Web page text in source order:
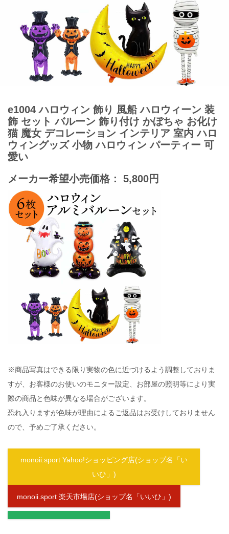
e1004 ハロウィン 飾り 風船 ハロウィーン 装
飾 セット バルーン 飾り付け かぼちゃ お化け
猫 魔女 デコレーション インテリア 室内 ハロ
ウィングッズ 小物 ハロウィン パーティー 可
愛い
メーカー希望小売価格： 5,800円
※商品写真はできる限り実物の色に近づけるよう調整しておりま
すが、お客様のお使いのモニター設定、お部屋の照明等により実
際の商品と色味が異なる場合がございます。
恐れ入りますが色味が理由によるご返品はお受けしておりません
ので、予めご了承ください。
monoii.sport Yahoo!ショッピング店(ショップ名「い
いひ」)
monoii.sport 楽天市場店(ショップ名「いいひ」)